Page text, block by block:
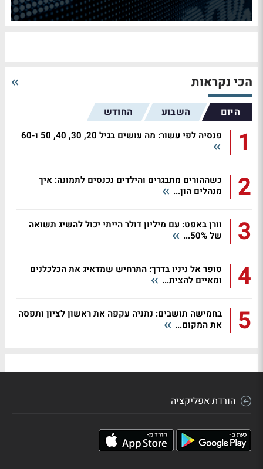
הכי נקראות
היום השבוע החודש
1 פנסיה לפי עשור: מה עושים בגיל 20, 30, 40, 50 ו-60
2
כשההורים מתבגרים והילדים נכנסים לתמונה: איך
מנהלים הון...
3
וורן באפט: עם מיליון דולר הייתי יכול להשיג תשואה
של 50%...
4
סופר אל ניניו בדרך: התרחיש שמדאיג את הכלכלנים
ומאיים להצית...
5
בחמישה תושבים: נתניה עקפה את ראשון לציון ותפסה
את המקום...
הורדת אפליקציה